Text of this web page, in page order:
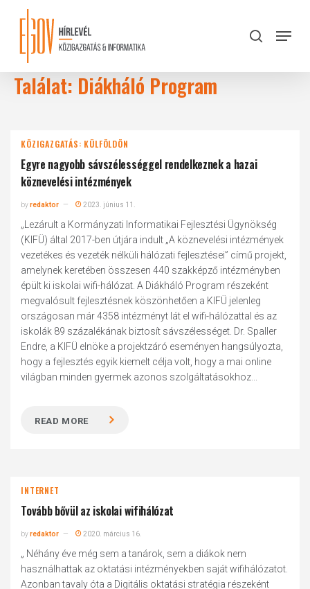
content
search
Menu
Találat: Diákháló Program
KÖZIGAZGATÁS: KÜLFÖLDÖN
Egyre nagyobb sávszélességgel rendelkeznek a hazai
köznevelési intézmények
byredaktor 2023. június 11.
„Lezárult a Kormányzati Informatikai Fejlesztési Ügynökség
(KIFÜ) által 2017-ben útjára indult „A köznevelési intézmények
vezetékes és vezeték nélküli hálózati fejlesztései” című projekt,
amelynek keretében összesen 440 szakképző intézményben
épült ki iskolai wifi-hálózat. A Diákháló Program részeként
megvalósult fejlesztésnek köszönhetően a KIFÜ jelenleg
országosan már 4358 intézményt lát el wifi-hálózattal és az
iskolák 89 százalékának biztosít sávszélességet. Dr. Spaller
Endre, a KIFÜ elnöke a projektzáró eseményen hangsúlyozta,
hogy a fejlesztés egyik kiemelt célja volt, hogy a mai online
világban minden gyermek azonos szolgáltatásokhoz...
READ MORE
INTERNET
Tovább bővül az iskolai wifihálózat
byredaktor 2020. március 16.
„ Néhány éve még sem a tanárok, sem a diákok nem
használhattak az oktatási intézményekben saját wifihálózatot.
Azonban tavaly óta a Digitális oktatási stratégia részeként
Close